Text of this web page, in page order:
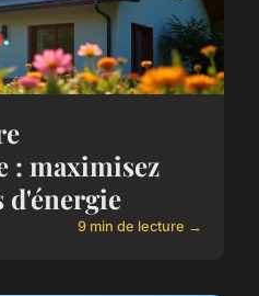
: maximisez
d'énergie
9 min de lecture →